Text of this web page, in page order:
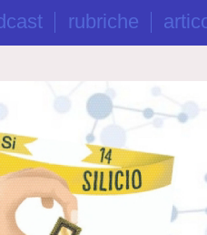
rubriche